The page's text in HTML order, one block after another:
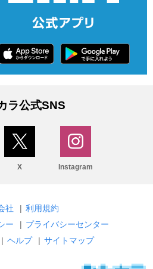
ラ公式SNS
X Instagram
社 | 利用規約
ー
| プライバシーセンター
| ヘルプ | サイトマップ